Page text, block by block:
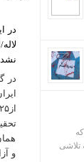
در
در
از۲۵
و
تلاشی